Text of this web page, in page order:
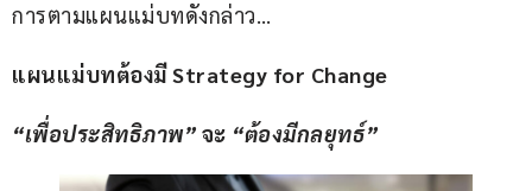
การตามแผนแม่บทดังกล่าว…
แผนแม่บทต้องมี Strategy for Change
“เพื่อประสิทธิภาพ” จะ “ต้องมีกลยุทธ์”